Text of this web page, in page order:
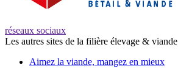
réseaux sociaux
Les autres sites de la filière élevage & viande
Aimez la viande, mangez en mieux